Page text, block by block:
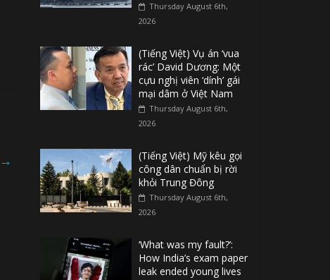
→
Thursday August 6th,
2026
(Tiếng Việt) Vụ án ‘vua
rác’ David Dương: Một
cựu nghị viên ‘dính’ gái
mại dâm ở Việt Nam
Thursday August 6th,
2026
(Tiếng Việt) Mỹ kêu gọi
công dân chuẩn bị rời
khỏi Trung Đông
Thursday August 6th,
2026
‘What was my fault?’:
How India’s exam paper
leak ended young lives